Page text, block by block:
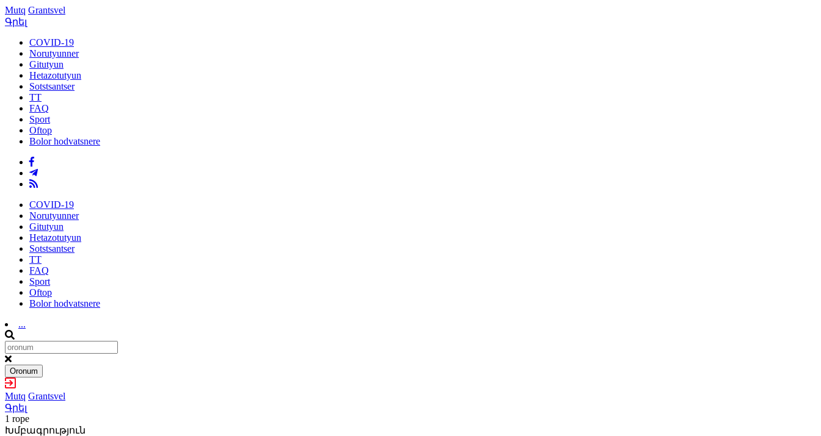
Mutq Grantsvel
Գրել
COVID-19
Norutyunner
Gitutyun
Hetazotutyun
Sotstsantser
TT
FAQ
Sport
Oftop
Bolor hodvatsnere
COVID-19
Norutyunner
Gitutyun
Hetazotutyun
Sotstsantser
TT
FAQ
Sport
Oftop
Bolor hodvatsnere
...
Oronum
Mutq Grantsvel
Գրել
1 rope
Խմբագրություն